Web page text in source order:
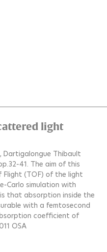
light
Dartigalongue Thibault
41. The aim of this
Flight (TOF) of the light
Carlo simulation with
that absorption inside the
with a femtosecond
coefficient of
OSA